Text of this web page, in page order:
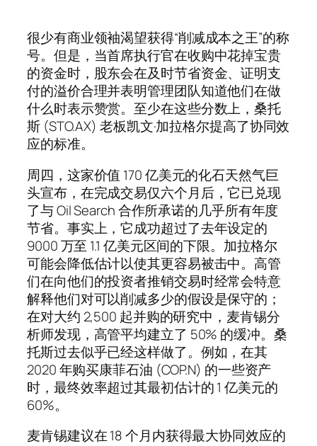
很少有商业领袖渴望获得“削减成本之王”的称
号。但是，当首席执行官在收购中花掉宝贵
的资金时，股东会在及时节省资金、证明支
付的溢价合理并表明管理团队知道他们在做
什么时表示赞赏。至少在这些分数上，桑托
斯 (STO.AX) 老板凯文·加拉格尔提高了协同效
应的标准。
周四，这家价值 170 亿美元的化石天然气巨
头宣布，在完成交易仅六个月后，它已兑现
了与 Oil Search 合作所承诺的几乎所有年度
节省。事实上，它成功超过了去年设定的
9000 万至 1.1 亿美元区间的下限。加拉格尔
可能会降低估计以使其更容易被击中。高管
们在向他们的投资者推销交易时经常会特意
解释他们对可以削减多少的假设是保守的；
在对大约 2,500 起并购的研究中，麦肯锡分
析师发现，高管平均建立了 50% 的缓冲。桑
托斯过去似乎已经这样做了。例如，在其
2020 年购买康菲石油 (COP.N) 的一些资产
时，最终效率超过其最初估计的 1 亿美元的
60%。
麦肯锡建议在 18 个月内获得最大协同效应的